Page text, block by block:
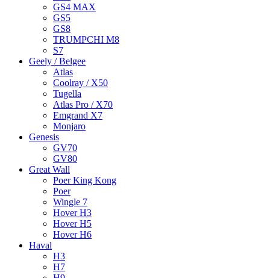
GS4 MAX
GS5
GS8
TRUMPCHI M8
S7
Geely / Belgee
Atlas
Coolray / X50
Tugella
Atlas Pro / X70
Emgrand X7
Monjaro
Genesis
GV70
GV80
Great Wall
Poer King Kong
Poer
Wingle 7
Hover H3
Hover H5
Hover H6
Haval
H3
H7